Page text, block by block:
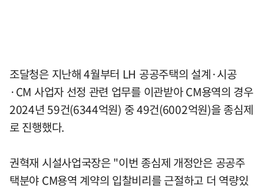
조달청은 지난해 4월부터 LH 공공주택의 설계·시공
·CM 사업자 선정 관련 업무를 이관받아 CM용역의 경우
2024년 59건(6344억원) 중 49건(6002억원)을 종심제
로 진행했다.
권혁재 시설사업국장은 "이번 종심제 개정안은 공공주
택분야 CM용역 계약의 입찰비리를 근절하고 더 역량있